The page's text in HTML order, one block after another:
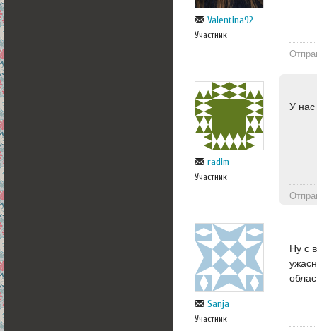
Valentina92
Участник
radim
Участник
У
Sanja
Участник
Ну с